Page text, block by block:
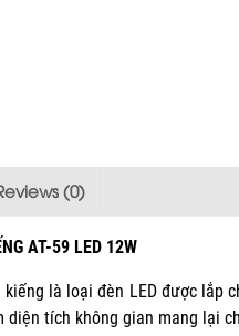
(0)
AT-59 LED 12W
là loại đèn LED được lắp
diện tích không gian mang lại